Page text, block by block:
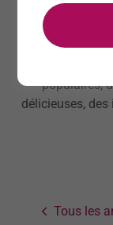
rendre
Sur mon blog,
de fêtes
populaires,
délicieuses,
Tous les